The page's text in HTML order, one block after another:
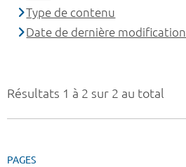
Résultats 1 à 2 sur 2 au total
PAGES
Type de contenu
Date de dernière modification